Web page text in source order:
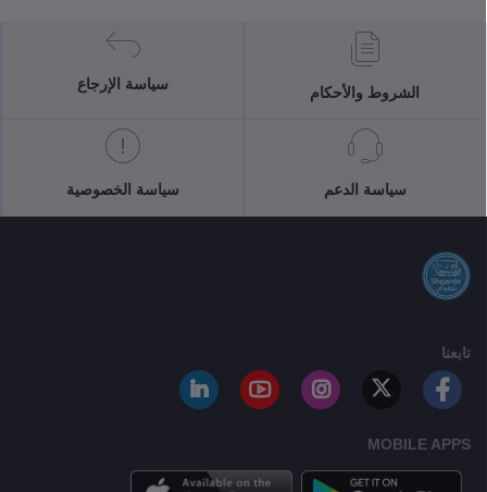
الشروط والأحكام
سياسة الإرجاع
سياسة الدعم سياسة الخصوصية
تابعنا
MOBILE APPS